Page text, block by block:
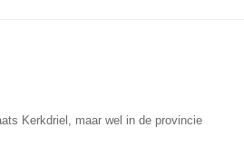
Kerkdriel, maar wel in de provincie